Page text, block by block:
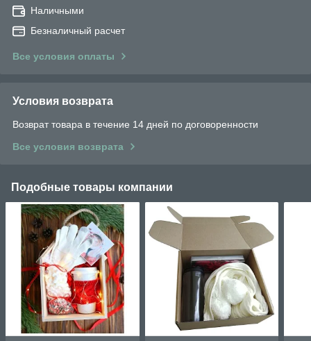
Наличными
Безналичный расчет
Все условия оплаты
Условия возврата
Возврат товара в течение 14 дней по договоренности
Все условия возврата
Подобные товары компании